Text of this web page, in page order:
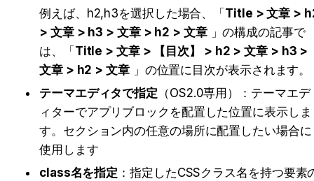
例えば、h2,h3を選択した場合、「 Title > 文章 >
> 文章 > h3 > 文章 > h2 > 文章 」の構成の記事で
は、「 Title > 文章 > 【目次】
> h2 > 文章 > h3 >
文章 > h2 > 文章 」の位置に目次が表示されます。
テーマエディタで指定 （OS2.0専用）：テーマエデ
ィターでアプリブロックを配置した位置に表示しま
す。セクション内の任意の場所に配置したい場合に
使用します
class名を指定 ：指定したCSSクラス名を持つ要素